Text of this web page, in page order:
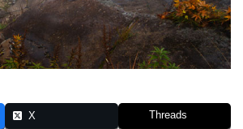
X Threads